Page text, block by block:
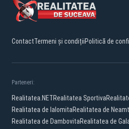
ContactTermeni și condițiiPolitică de
Parteneri:
Realitatea.NETRealitatea Sportiva
Realitatea de IalomitaRealitatea de Neamt
Realitatea de DambovitaRealitatea de